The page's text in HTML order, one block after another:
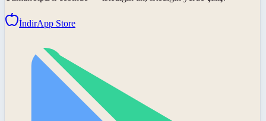
İndirApp Store